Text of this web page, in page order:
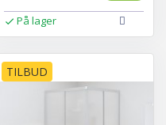
På lager
TILBUD